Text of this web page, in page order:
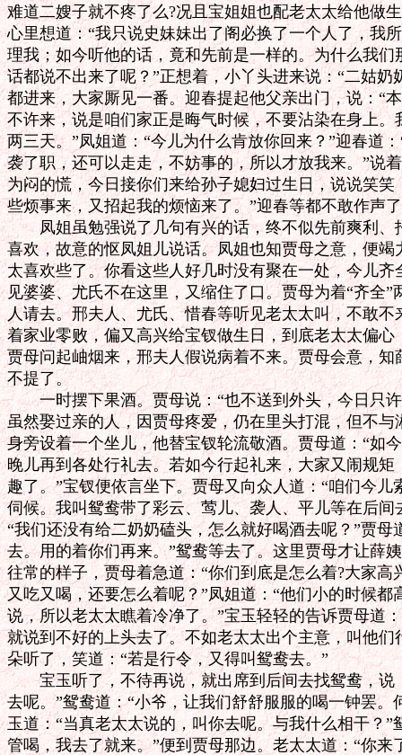
难道二嫂子就不疼了么?况且宝姐姐也配老太太给他做
心里想道：“我只说史妹妹出了阁必换了一个人了，我
理我；如今听他的话，竟和先前是一样的。为什么我
话都说不出来了呢？”正想着，小丫头进来说：“二姑奶
都进来，大家厮见一番。迎春提起他父亲出门，说：“
不许来，说是咱们家正是晦气时候，不要沾染在身上
两三天。”凤姐道：“今儿为什么肯放你回来？”迎春道
袭了职，还可以走走，不妨事的，所以才放我来。”说
为闷的慌，今日接你们来给孙子媳妇过生日，说说笑
些烦事来，又招起我的烦恼来了。”迎春等都不敢作声
凤姐虽勉强说了几句有兴的话，终不似先前爽利、
喜欢，故意的怄凤姐儿说话。凤姐也知贾母之意，便竭
太喜欢些了。你看这些人好几时没有聚在一处，今儿齐
见婆婆、尤氏不在这里，又缩住了口。贾母为着“齐全”
人请去。邢夫人、尤氏、惜春等听见老太太叫，不敢
着家业零败，偏又高兴给宝钗做生日，到底老太太偏
贾母问起岫烟来，邢夫人假说病着不来。贾母会意，
不提了。
一时摆下果酒。贾母说：“也不送到外头，今日只许
虽然娶过亲的人，因贾母疼爱，仍在里头打混，但不
身旁设着一个坐儿，他替宝钗轮流敬酒。贾母道：“如
晚儿再到各处行礼去。若如今行起礼来，大家又闹规
趣了。”宝钗便依言坐下。贾母又向众人道：“咱们今
伺候。我叫鸳鸯带了彩云、莺儿、袭人、平儿等在后间
“我们还没有给二奶奶磕头，怎么就好喝酒去呢？”贾母
去。用的着你们再来。”鸳鸯等去了。这里贾母才让薛
往常的样子，贾母着急道：“你们到底是怎么着?大家高
又吃又喝，还要怎么着呢？”凤姐道：“他们小的时候都
说，所以老太太瞧着冷净了。”宝玉轻轻的告诉贾母道
就说到不好的上头去了。不如老太太出个主意，叫他们
朵听了，笑道：“若是行令，又得叫鸳鸯去。”
宝玉听了，不待再说，就出席到后间去找鸳鸯，说
去呢。”鸳鸯道：“小爷，让我们舒舒服服的喝一钟罢。
玉道：“当真老太太说的，叫你去呢。与我什么相干？”
管喝，我去了就来。”便到贾母那边。老太太道：“你来